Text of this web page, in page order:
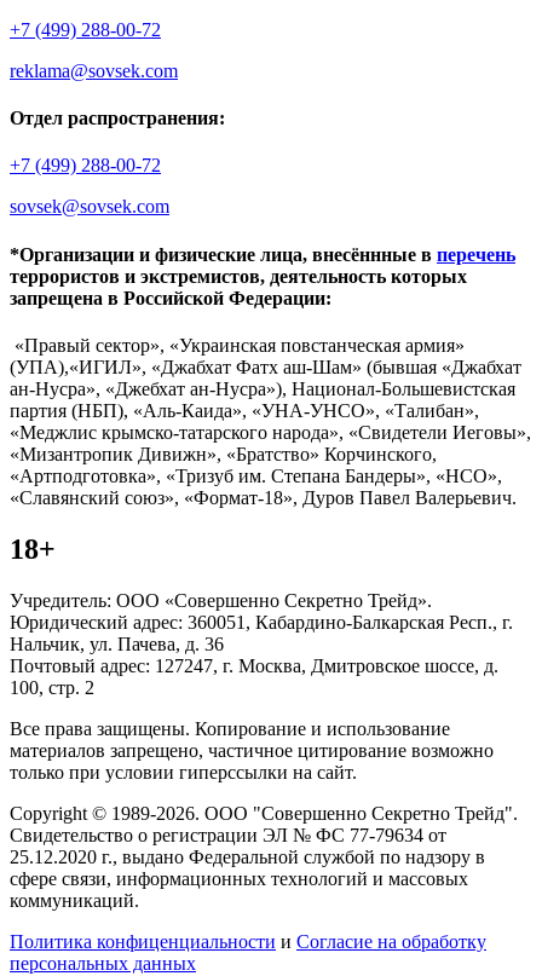
+7 (499) 288-00-72
reklama@sovsek.com
Отдел распространения:
+7 (499) 288-00-72
sovsek@sovsek.com
*Организации и физические лица, внесённные в перечень
террористов и экстремистов, деятельность которых
запрещена в Российской Федерации:
«Правый сектор», «Украинская повстанческая армия»
(УПА),«ИГИЛ», «Джабхат Фатх аш-Шам» (бывшая «Джабхат
ан-Нусра», «Джебхат ан-Нусра»), Национал-Большевистская
партия (НБП), «Аль-Каида», «УНА-УНСО», «Талибан»,
«Меджлис крымско-татарского народа», «Свидетели Иеговы»,
«Мизантропик Дивижн», «Братство» Корчинского,
«Артподготовка», «Тризуб им. Степана Бандеры», «НСО»,
«Славянский союз», «Формат-18», Дуров Павел Валерьевич.
18+
Учредитель: ООО «Совершенно Секретно Трейд».
Юридический адрес: 360051, Кабардино-Балкарская Респ., г.
Нальчик, ул. Пачева, д. 36
Почтовый адрес: 127247, г. Москва, Дмитровское шоссе, д.
100, стр. 2
Все права защищены. Копирование и использование
материалов запрещено, частичное цитирование возможно
только при условии гиперссылки на сайт.
Copyright © 1989-2026. ООО "Совершенно Секретно Трейд".
Свидетельство о регистрации ЭЛ № ФС 77-79634 от
25.12.2020 г., выдано Федеральной службой по надзору в
сфере связи, информационных технологий и массовых
коммуникаций.
Политика конфиценциальности и Согласие на обработку
персональных данных